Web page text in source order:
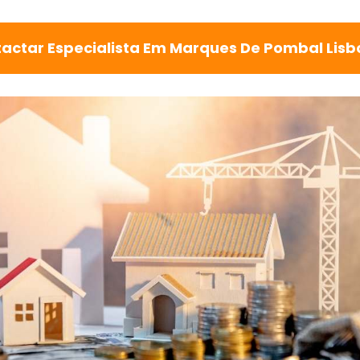
Especialista Em Marques De Pombal